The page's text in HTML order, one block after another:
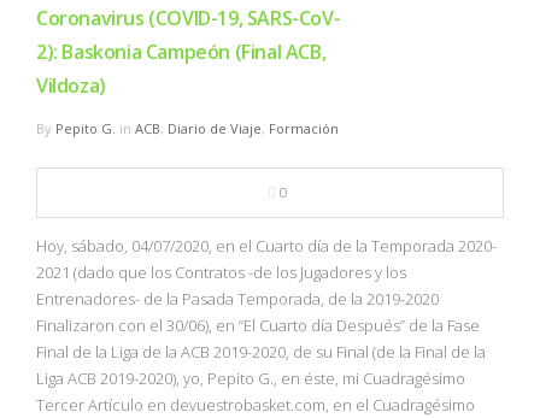
Coronavirus (COVID-19, SARS-CoV-
2): Baskonia Campeón (Final ACB,
Vildoza)
By Pepito G. in ACB, Diario de Viaje, Formación
0
Hoy, sábado, 04/07/2020, en el Cuarto día de la Temporada 2020-
2021 (dado que los Contratos -de los Jugadores y los
Entrenadores- de la Pasada Temporada, de la 2019-2020
Finalizaron con el 30/06), en “El Cuarto día Después” de la Fase
Final de la Liga de la ACB 2019-2020, de su Final (de la Final de la
Liga ACB 2019-2020), yo, Pepito G., en éste, mi Cuadragésimo
Tercer Artículo en devuestrobasket.com, en el Cuadragésimo